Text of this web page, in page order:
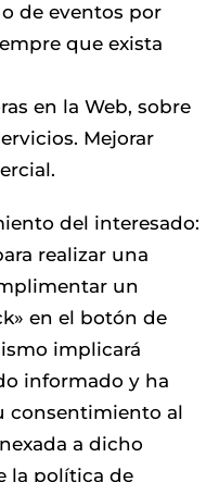
de eventos por
que exista
en la Web, sobre
Mejorar
del interesado:
realizar una
un
en el botón de
implicará
informado y ha
consentimiento al
a dicho
la política de